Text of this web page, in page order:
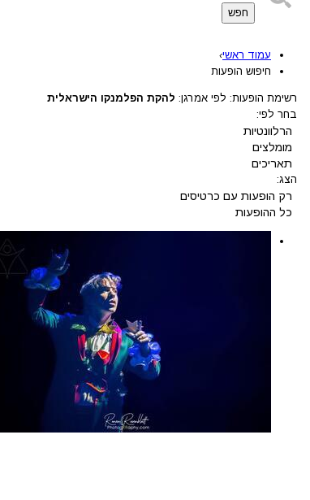
חפש
עמוד ראשי›
חיפוש הופעות
רשימת הופעות: לפי אמרגן: להקת הפלמנקו הישראלית
בחר לפי:
הרלוונטיות
מומלצים
תאריכים
הצג:
רק הופעות עם כרטיסים
כל ההופעות